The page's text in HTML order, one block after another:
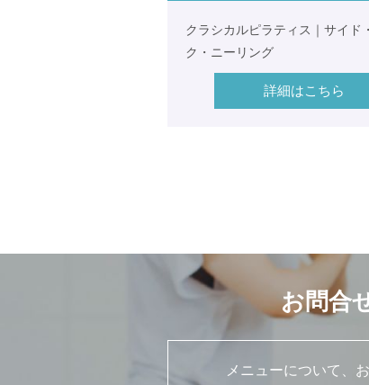
クラシカルピラティス｜サイド
ク・ニーリング
詳細はこちら
お問合
メニューについて、